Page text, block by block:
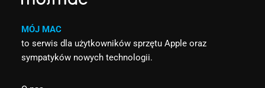
MÓJ MAC
to serwis dla użytkowników sprzętu Apple oraz
sympatyków nowych technologii.